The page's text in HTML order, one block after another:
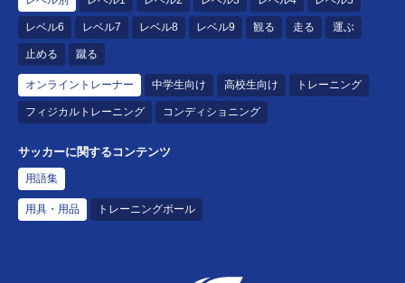
レベル6 レベル7 レベル8 レベル9 観る 走る 運ぶ
止める 蹴る
オンライントレーナー 中学生向け 高校生向け トレーニング
フィジカルトレーニング コンディショニング
サッカーに関するコンテンツ
用語集
用具・用品 トレーニングボール